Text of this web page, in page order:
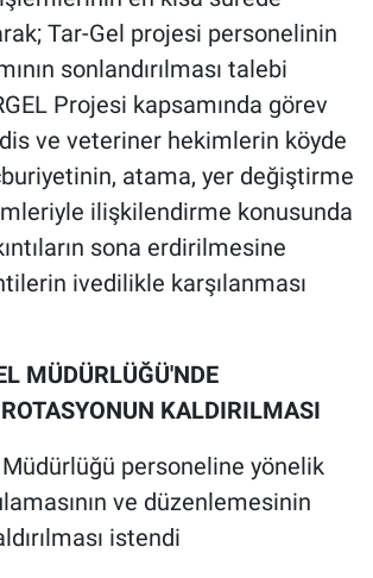
Tar-Gel projesi personelinin
sonlandırılması talebi
Projesi kapsamında görev
ve veteriner hekimlerin köyde
atama, yer değiştirme
ilişkilendirme konusunda
sona erdirilmesine
ivedilikle karşılanması
MÜDÜRLÜĞÜ'NDE
KALDIRILMASI
personeline yönelik
ve düzenlemesinin
istendi